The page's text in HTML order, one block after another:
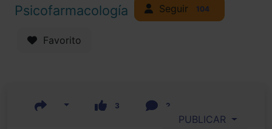
Psicofarmacología
Seguir 104
Favorito
3 2
PUBLICAR